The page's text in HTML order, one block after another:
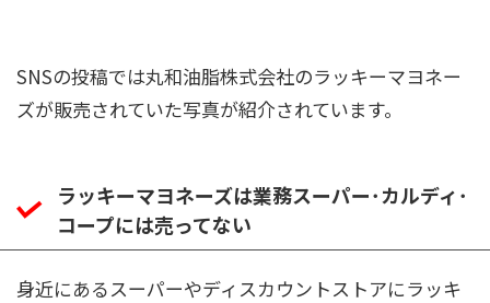
SNSの投稿では丸和油脂株式会社のラッキーマヨネー
ズが販売されていた写真が紹介されています。
ラッキーマヨネーズは業務スーパー･カルディ･
コープには売ってない
身近にあるスーパーやディスカウントストアにラッキ